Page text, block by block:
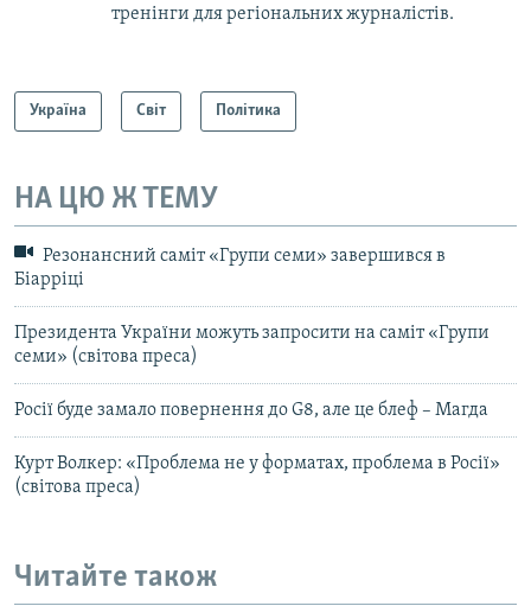
тренінги для регіональних журналістів.
Україна Світ Політика
НА ЦЮ Ж ТЕМУ
Резонансний саміт «Групи семи» завершився в
Біарріці
Президента України можуть запросити на саміт «Групи
семи» (світова преса)
Росії буде замало повернення до G8, але це блеф – Магда
Курт Волкер: «Проблема не у форматах, проблема в Росії»
(світова преса)
Читайте також